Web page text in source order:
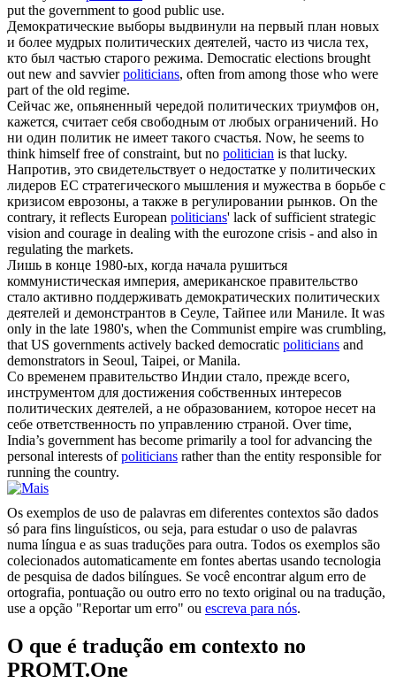
put the government to good public use.
Демократические выборы выдвинули на первый план новых
и более мудрых политических деятелей, часто из числа тех,
кто был частью старого режима. Democratic elections brought
out new and savvierpoliticians, often from among those who were
part of the old regime.
Сейчас же, опьяненный чередой политических триумфов он,
кажется, считает себя свободным от любых ограничений. Но
ни один политик не имеет такого счастья. Now, he seems to
think himself free of constraint, but no politician is that lucky.
Напротив, это свидетельствует о недостатке у политических
лидеров ЕС стратегического мышления и мужества в борьбе с
кризисом еврозоны, а также в регулировании рынков. On the
contrary, it reflects European politicians' lack of sufficient strategic
vision and courage in dealing with the eurozone crisis - and also in
regulating the markets.
Лишь в конце 1980-ых, когда начала рушиться
коммунистическая империя, американское правительство
стало активно поддерживать демократических политических
деятелей и демонстрантов в Сеуле, Тайпее или Маниле. It was
only in the late 1980's, when the Communist empire was crumbling,
that US governments actively backed democratic politicians and
demonstrators in Seoul, Taipei, or Manila.
Со временем правительство Индии стало, прежде всего,
инструментом для достижения собственных интересов
политических деятелей, а не образованием, которое несет на
себе ответственность по управлению страной. Over time,
India’s government has become primarily a tool for advancing the
personal interests ofpoliticians rather than the entity responsible for
running the country.
Os exemplos de uso de palavras em diferentes contextos são dados
só para fins linguísticos, ou seja, para estudar o uso de palavras
numa língua e as suas traduções para outra. Todos os exemplos são
colecionados automaticamente em fontes abertas usando tecnologia
de pesquisa de dados bilíngues. Se você encontrar algum erro de
ortografia, pontuação ou outro erro no texto original ou na tradução,
use a opção "Reportar um erro" ou escreva para nós.
O que é tradução em contexto no
PROMT.One